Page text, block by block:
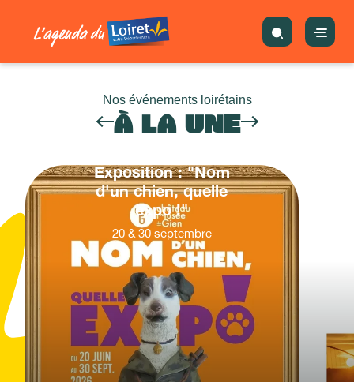
Nos événements loirétains
À LA UNE
Exposition : "Nom
d'un chien, quelle
expo !"
20 & 30 septembre